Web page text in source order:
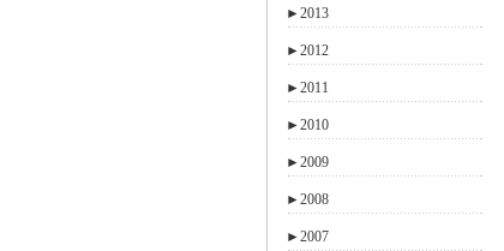
►2013
►2012
►2011
►2010
►2009
►2008
►2007